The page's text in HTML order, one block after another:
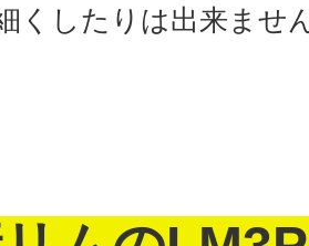
くしたりは出来ませ